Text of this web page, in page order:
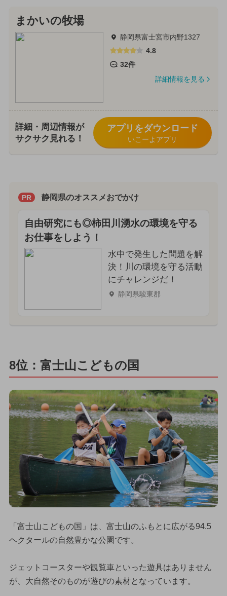
まかいの牧場
静岡県富士宮市内野1327
4.8
32件
詳細情報を見る
詳細・周辺情報が
サクサク見れる！
アプリをダウンロード
いこーよアプリ
PR 静岡県のオススメおでかけ
自由研究にも◎柿田川湧水の環境を守る
お仕事をしよう！
水中で発生した問題を解
決！川の環境を守る活動
にチャレンジだ！
静岡県駿東郡
8位：富士山こどもの国
「富士山こどもの国」は、富士山のふもとに広がる94.5
ヘクタールの自然豊かな公園です。
ジェットコースターや観覧車といった遊具はありません
が、大自然そのものが遊びの素材となっています。